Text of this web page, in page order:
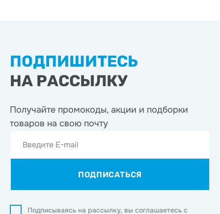
ПОДПИШИТЕСЬ
НА РАССЫЛКУ
Получайте промокоды, акции и подборки
товаров на свою почту
Введите E-mail
ПОДПИСАТЬСЯ
Подписываясь на рассылку, вы соглашаетесь с